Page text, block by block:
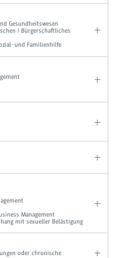
Gesundheitswesen
/ Bürgerschaftliches
und Familienhilfe
Management
mit sexueller Belästigung
oder chronische